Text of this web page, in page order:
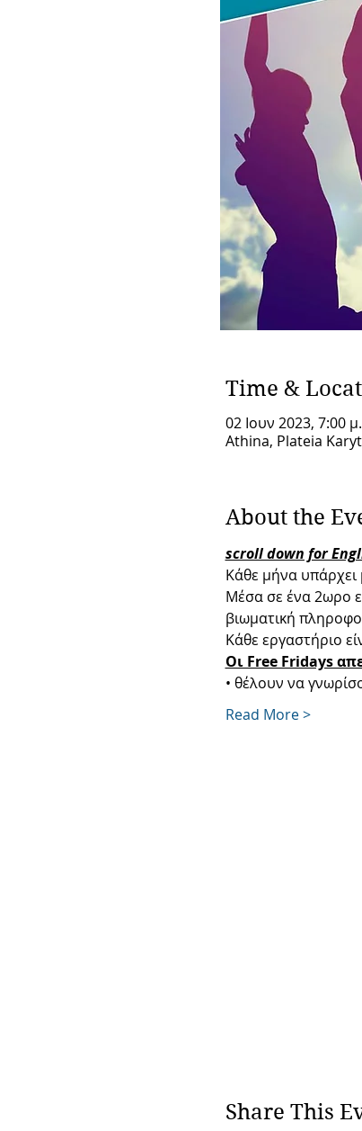
Time &
02 Ιουν 2023, 7:00
Athina, Plateia
About the
scroll down for
Κάθε μήνα
Μέσα σε ένα 2ωρο
βιωματική
Κάθε εργαστήριο
Οι Free Fridays
• θέλουν να
Read More >
Share This